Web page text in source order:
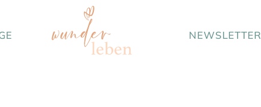
NEWSLETTER